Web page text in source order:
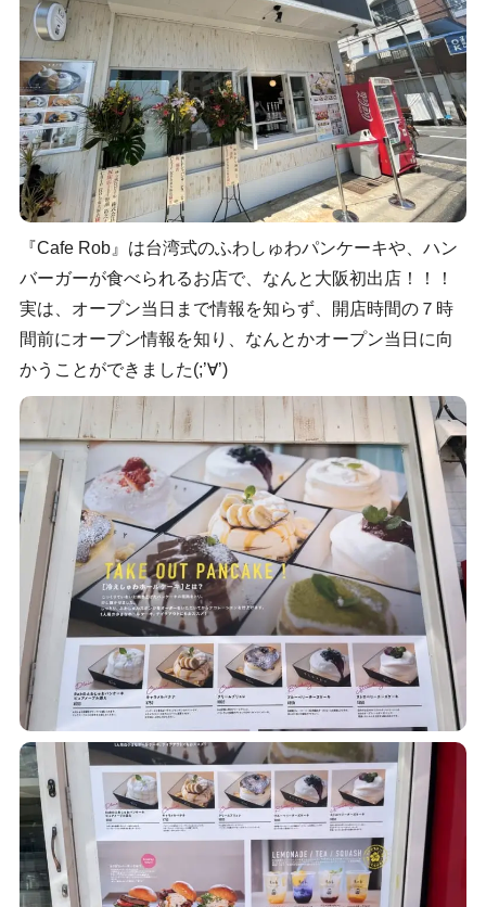
『Cafe Rob』は台湾式のふわしゅわパンケーキや、ハン
バーガーが食べられるお店で、なんと大阪初出店！！！
実は、オープン当日まで情報を知らず、開店時間の７時
間前にオープン情報を知り、なんとかオープン当日に向
かうことができました(;’∀’)